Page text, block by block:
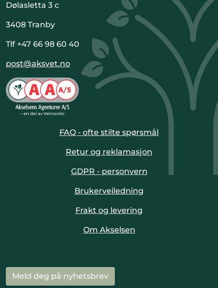
Dølasletta 3 c
3408 Tranby
Tlf +47 66 98 60 40
post@aksvet.no
FAQ - ofte stilte spørsmål
Retur og reklamasjon
GDPR - personvern
Brukerveiledning
Frakt og levering
Om Akselsen
Meld deg på nyhetsbrev